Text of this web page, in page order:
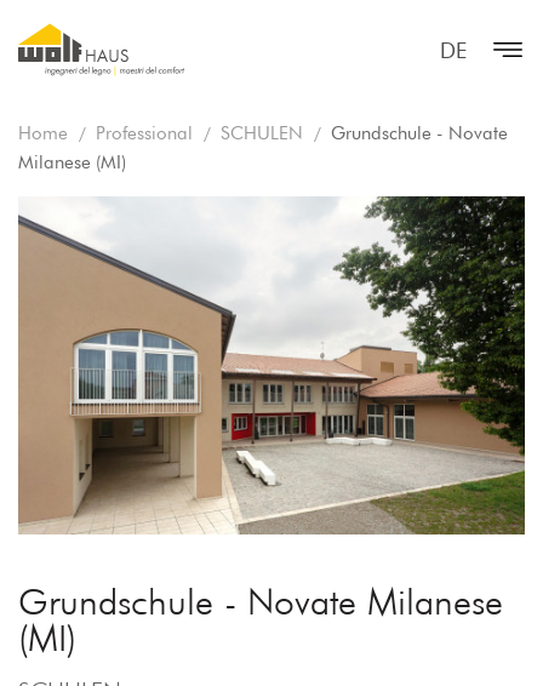
DE
Home Professional SCHULEN
Grundschule - Novate
Milanese (MI)
Grundschule - Novate Milanese
(MI)